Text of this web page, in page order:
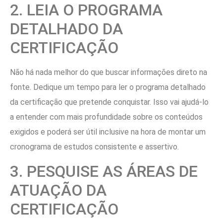
2. LEIA O PROGRAMA
DETALHADO DA
CERTIFICAÇÃO
Não há nada melhor do que buscar informações direto na
fonte. Dedique um tempo para ler o programa detalhado
da certificação que pretende conquistar. Isso vai ajudá-lo
a entender com mais profundidade sobre os conteúdos
exigidos e poderá ser útil inclusive na hora de montar um
cronograma de estudos consistente e assertivo.
3. PESQUISE AS ÁREAS DE
ATUAÇÃO DA
CERTIFICAÇÃO